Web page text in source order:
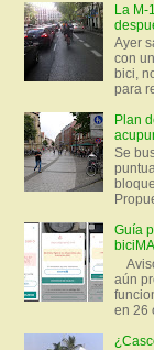
La M-
Ayer
con
bici,
para
Plan
Se
Guía
aún
en 26